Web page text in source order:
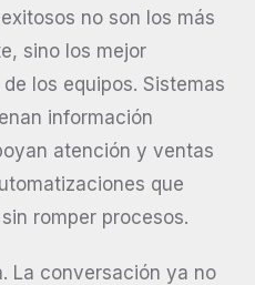
no son los más
sino los mejor
los equipos. Sistemas
información
atención y ventas
que
romper procesos.
La conversación ya no